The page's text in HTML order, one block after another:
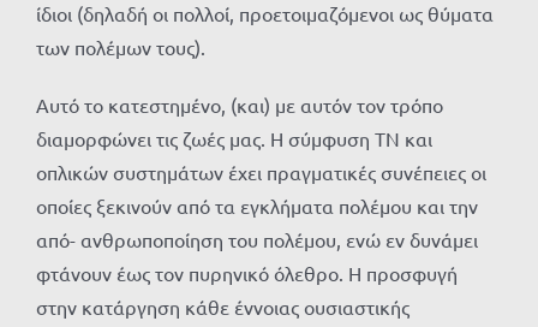
ίδιοι (δηλαδή οι πολλοί, προετοιμαζόμενοι ως θύματα
των πολέμων τους).
Αυτό το κατεστημένο, (και) με αυτόν τον τρόπο
διαμορφώνει τις ζωές μας. Η σύμφυση ΤΝ και
οπλικών συστημάτων έχει πραγματικές συνέπειες οι
οποίες ξεκινούν από τα εγκλήματα πολέμου και την
από- ανθρωποποίηση του πολέμου, ενώ εν δυνάμει
φτάνουν έως τον πυρηνικό όλεθρο. Η προσφυγή
στην κατάργηση κάθε έννοιας ουσιαστικής